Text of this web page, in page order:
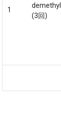
1
(3回)